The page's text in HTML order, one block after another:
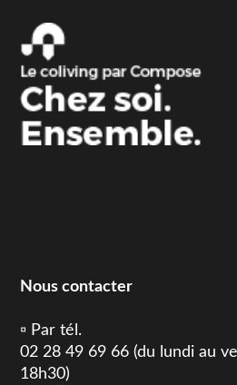
Nous contacter
▫️ Par tél.
02 28 49 69 66 (du lundi au
18h30)